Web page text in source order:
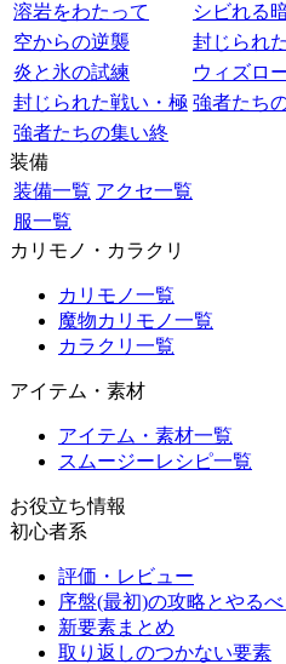
溶岩をわたって
シビれる
空からの逆襲
封じられ
炎と氷の試練
ウィズロ
封じられた戦い・極 強者たち
強者たちの集い終
装備
装備一覧 アクセ一覧
服一覧
カリモノ・カラクリ
カリモノ一覧
魔物カリモノ一覧
カラクリ一覧
アイテム・素材
アイテム・素材一覧
スムージーレシピ一覧
お役立ち情報
初心者系
評価・レビュー
序盤(最初)の攻略とやる
新要素まとめ
取り返しのつかない要素